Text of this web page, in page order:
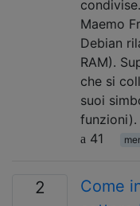
Maemo
Debian
RAM).
che si
suoi
41
2
Come